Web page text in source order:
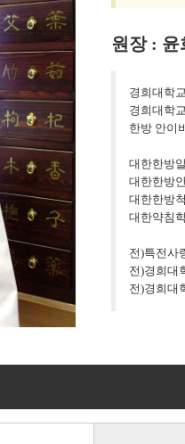
원장 : 윤
경희대학
경희대학
한방 안이
대한한방
대한한방
대한한방
대한약침
전)특전사
전)경희대
전)경희대